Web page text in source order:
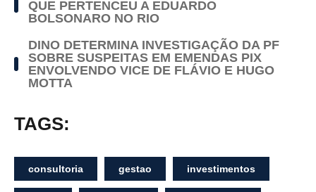
QUE PERTENCEU A EDUARDO
BOLSONARO NO RIO
DINO DETERMINA INVESTIGAÇÃO DA PF
SOBRE SUSPEITAS EM EMENDAS PIX
ENVOLVENDO VICE DE FLÁVIO E HUGO
MOTTA
TAGS:
consultoria gestao investimentos